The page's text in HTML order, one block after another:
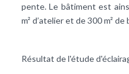
pente. Le bâtiment est
m² d’atelier et de 300 m²
Résultat de l'étude